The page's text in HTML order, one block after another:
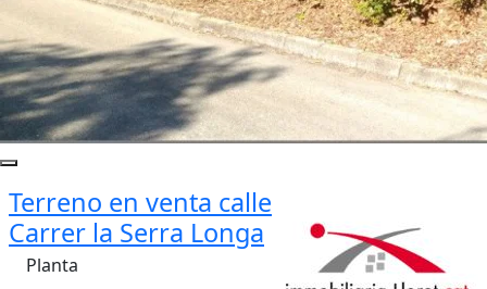
Terreno en venta calle
Carrer la Serra Longa
Planta